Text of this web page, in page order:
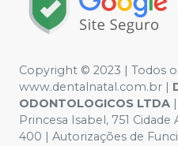
Copyright © 2023 | Todos
www.dentalnatal.com.br |
ODONTOLOGICOS LTDA |
Princesa Isabel, 751 Cidade
400 | Autorizações de